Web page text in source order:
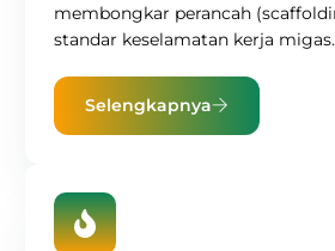
membongkar perancah
standar keselamatan kerja migas.
Selengkapnya